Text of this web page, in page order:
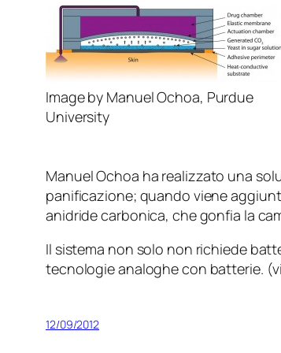
Image by Manuel Ochoa, Purdue
University
Manuel Ochoa ha realizzato una
panificazione; quando viene
anidride carbonica, che gonfia la
Il sistema non solo non richiede
tecnologie analoghe con batterie.
12/09/2012